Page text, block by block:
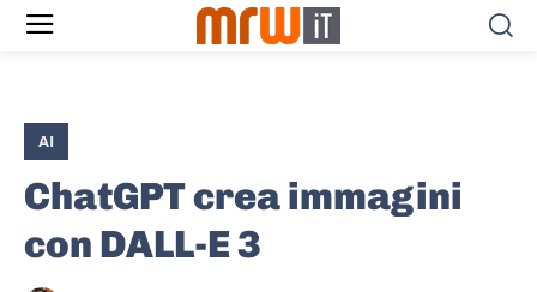
AI
ChatGPT crea immagini
con DALL-E 3